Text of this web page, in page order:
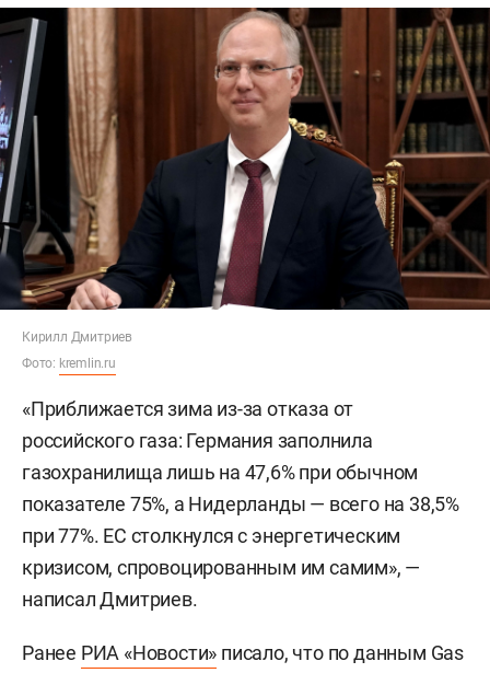
Кирилл Дмитриев
Фото: kremlin.ru
«Приближается зима из-за отказа от
российского газа: Германия заполнила
газохранилища лишь на 47,6% при обычном
показателе 75%, а Нидерланды — всего на 38,5%
при 77%. ЕС столкнулся с энергетическим
кризисом, спровоцированным им самим», —
написал Дмитриев.
Ранее РИА «Новости» писало, что по данным Gas